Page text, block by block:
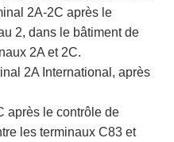
2A-2C après le
2, dans le bâtiment de
2A et 2C.
2A International, après
après le contrôle de
les terminaux C83 et